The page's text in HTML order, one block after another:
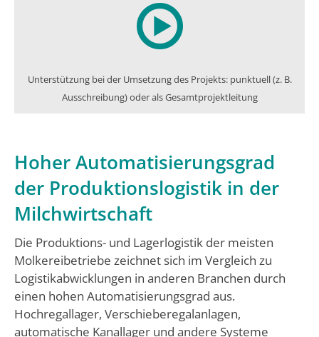
Unterstützung bei der Umsetzung des Projekts: punktuell (z. B.
Ausschreibung) oder als Gesamtprojektleitung
Hoher Automatisierungsgrad
der Produktionslogistik in der
Milchwirtschaft
Die Produktions- und Lagerlogistik der meisten
Molkereibetriebe zeichnet sich im Vergleich zu
Logistikabwicklungen in anderen Branchen durch
einen hohen Automatisierungsgrad aus.
Hochregallager, Verschieberegalanlagen,
automatische Kanallager und andere Systeme